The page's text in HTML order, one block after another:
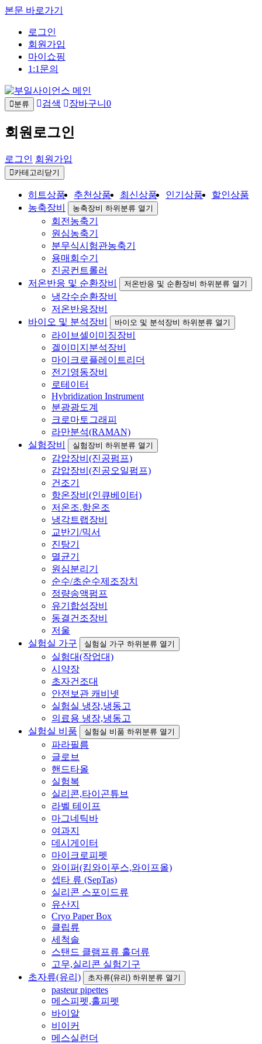
본문 바로가기
로그인
회원가입
마이쇼핑
1:1문의
분류 검색 장바구니 0
회원로그인
로그인 회원가입
카테고리닫기
히트상품 추천상품 최신상품 인기상품
할인상품
농축장비
농축장비 하위분류 열기
회전농축기
원심농축기
분무식시험관농축기
용매회수기
진공컨트롤러
저온반응 및 순환장비
저온반응 및 순환장비 하위분류 열기
냉각수순환장비
저온반응장비
바이오 및 분석장비
바이오 및 분석장비 하위분류 열기
라이브셀이미징장비
겔이미지분석장비
마이크로플레이트리더
전기영동장비
로테이터
Hybridization Instrument
분광광도계
크로마토그래피
라만분석(RAMAN)
실험장비
실험장비 하위분류 열기
감압장비(진공펌프)
감압장비(진공오일펌프)
건조기
항온장비(인큐베이터)
저온조.항온조
냉각트랩장비
교반기/믹서
진탕기
멸균기
원심분리기
순수/초순수제조장치
정량송액펌프
유기합성장비
동결건조장비
저울
실험실 가구
실험실 가구 하위분류 열기
실험대(작업대)
시약장
초자건조대
안전보관 캐비넷
실험실 냉장,냉동고
의료용 냉장,냉동고
실험실 비품
실험실 비품 하위분류 열기
파라필름
글로브
핸드타올
실험복
실리콘,타이곤튜브
라벨 테이프
마그네틱바
여과지
데시게이터
마이크로피펫
와이퍼(킴와이푸스,와이프올)
셉타 류 (SepTas)
실리콘 스포이드류
유산지
Cryo Paper Box
클립류
세척솔
스탠드 클램프류 홀더류
고무,실리콘 실험기구
초자류(유리)
초자류(유리) 하위분류 열기
pasteur pipettes
메스피펫,홀피펫
바이알
비이커
메스실런더